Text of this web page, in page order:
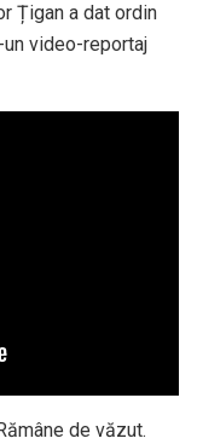
Țigan a dat ordin
video-reportaj
de văzut.